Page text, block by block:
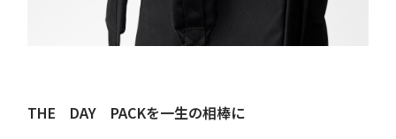
THE DAY PACKを一生の相棒に